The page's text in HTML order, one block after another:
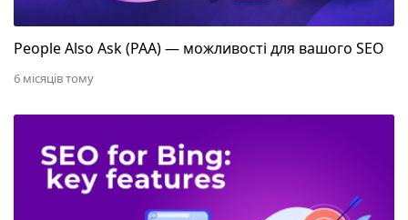
People Also Ask (PAA) — можливості для вашого SEO
6 місяців тому